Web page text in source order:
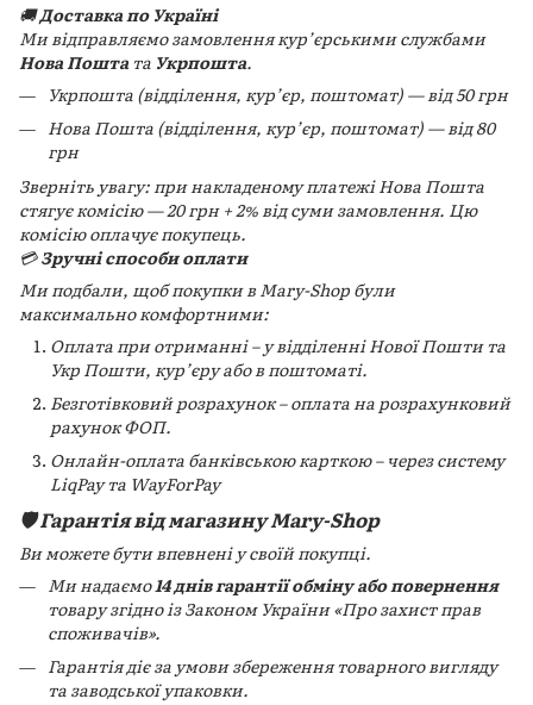
🚚Доставка по Україні
Ми відправляємо замовлення кур’єрськими службами
Нова Пошта та Укрпошта.
Укрпошта (відділення, кур’єр, поштомат) — від 50 грн
Нова Пошта (відділення, кур’єр, поштомат) — від 80
грн
Зверніть увагу: при накладеному платежі Нова Пошта
стягує комісію — 20 грн + 2% від суми замовлення. Цю
комісію оплачує покупець.
💳Зручні способи оплати
Ми подбали, щоб покупки в Mary-Shop були
максимально комфортними:
Оплата при отриманні – у відділенні Нової Пошти та
Укр Пошти, кур’єру або в поштоматі.
Безготівковий розрахунок – оплата на розрахунковий
рахунок ФОП.
Онлайн-оплата банківською карткою – через систему
LiqPay та WayForPay
🛡️ Гарантія від магазину Mary-Shop
Ви можете бути впевнені у своїй покупці.
Ми надаємо14 днів гарантії обміну або повернення
товару згідно із Законом України «Про захист прав
споживачів».
Гарантія діє за умови збереження товарного вигляду
та заводської упаковки.